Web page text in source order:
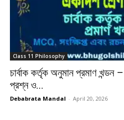
Class 11 Philosophy
চার্বাক কর্তৃক অনুমান প্রমাণ খন্ডন
প্রশ্ন ও...
Debabrata Mandal - April 20, 2026